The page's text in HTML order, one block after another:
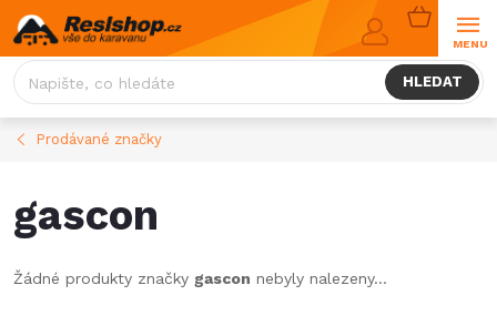
Přejít
na
obsah
HLEDAT
NÁKUPNÍ
KOŠÍK
Prodávané značky
gascon
Žádné produkty značky gascon nebyly nalezeny...